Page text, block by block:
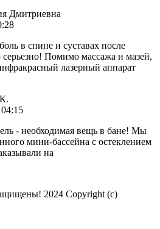
Дмитриевна
в спине и суставах после
Помимо массажа и мазей,
лазерный аппарат
- необходимая вещь в бане! Мы
мини-бассейна с остеклением
на
2024 Copyright (с)